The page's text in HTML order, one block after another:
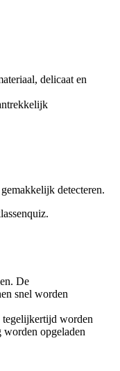
delicaat en
detecteren.
De
snel worden
tegelijkertijd worden
opgeladen